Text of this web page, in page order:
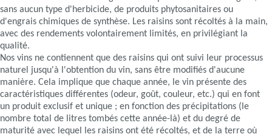
sans aucun type d'herbicide, de produits phytosanitaires ou
d'engrais chimiques de synthèse. Les raisins sont récoltés à la main,
avec des rendements volontairement limités, en privilégiant la
qualité.
Nos vins ne contiennent que des raisins qui ont suivi leur processus
naturel jusqu'à l'obtention du vin, sans être modifiés d'aucune
manière. Cela implique que chaque année, le vin présente des
caractéristiques différentes (odeur, goût, couleur, etc.) qui en font
un produit exclusif et unique ; en fonction des précipitations (le
nombre total de litres tombés cette année-là) et du degré de
maturité avec lequel les raisins ont été récoltés, et de la terre où